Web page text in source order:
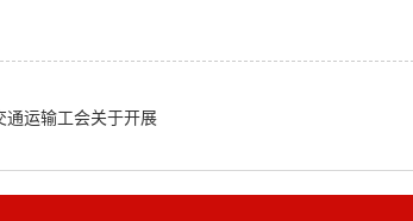
通运输工会关于开展